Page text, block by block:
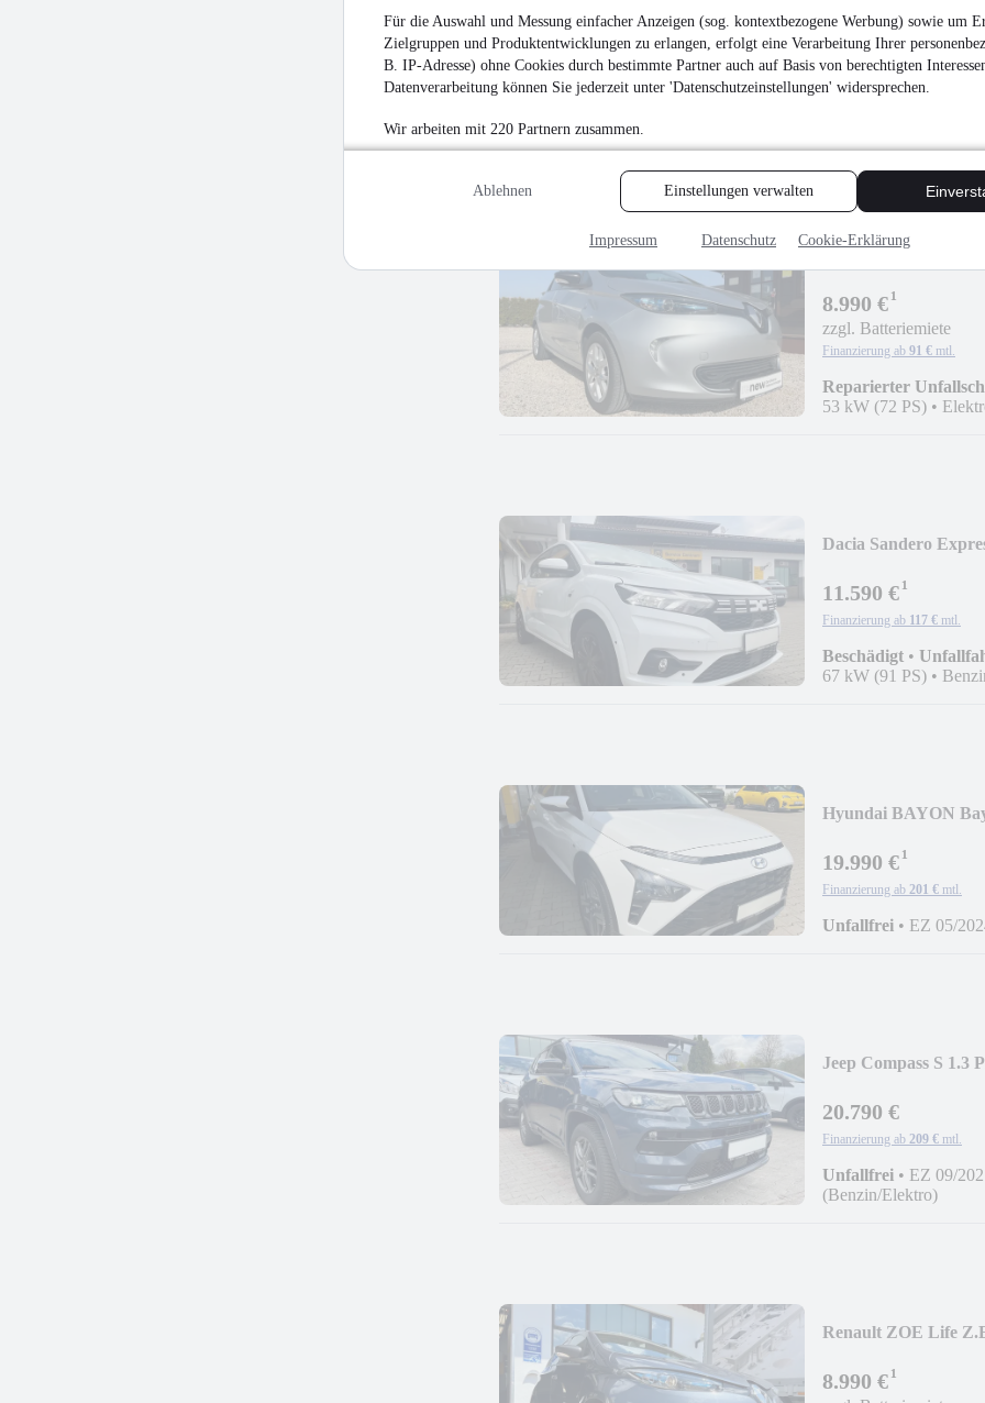
Für die Auswahl und Messung einfacher Anzeigen (sog. kontextbezogene Werbung) sowie um
Zielgruppen und Produktentwicklungen zu erlangen, erfolgt eine Verarbeitung Ihrer
B. IP-Adresse) ohne Cookies durch bestimmte Partner auch auf Basis von berechtigten
Datenverarbeitung können Sie jederzeit unter 'Datenschutzeinstellungen' widersprechen.
Wir arbeiten mit 220 Partnern zusammen.
Ablehnen Einstellungen verwalten
Impressum Datenschutz Cookie-Erklärung
19.990 €¹
Finanzierung ab
Renault ZOE Life
8.990 €¹
zzgl. Batteriemiete
Finanzierung ab 91 € mtl.
Reparierter
53 kW (72 PS) •
Dacia Sandero
11.590 €¹
Finanzierung ab 117 € mtl.
Beschädigt •
67 kW (91 PS) •
Hyundai BAYON
19.990 €¹
Finanzierung ab 201 € mtl.
Unfallfrei • EZ 05/
Jeep Compass S
20.790 €
Finanzierung ab 209 € mtl.
Unfallfrei • EZ 09/
(Benzin/Elektro)
Renault ZOE Life
8.990 €¹